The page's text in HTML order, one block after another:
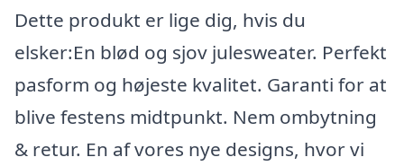
Dette produkt er lige dig, hvis du
elsker:En blød og sjov julesweater. Perfekt
pasform og højeste kvalitet. Garanti for at
blive festens midtpunkt. Nem ombytning
& retur. En af vores nye designs, hvor vi